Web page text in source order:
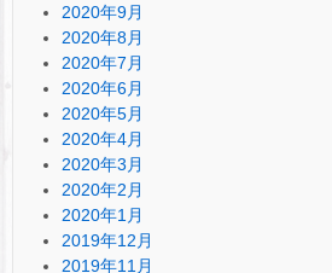
2020年9月
2020年8月
2020年7月
2020年6月
2020年5月
2020年4月
2020年3月
2020年2月
2020年1月
2019年12月
2019年11月